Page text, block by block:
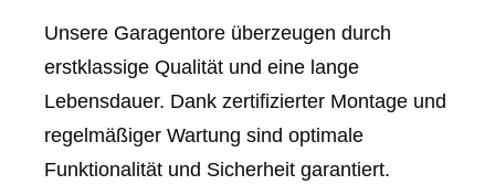
Unsere Garagentore überzeugen durch
erstklassige Qualität und eine lange
Lebensdauer. Dank zertifizierter Montage und
regelmäßiger Wartung sind optimale
Funktionalität und Sicherheit garantiert.